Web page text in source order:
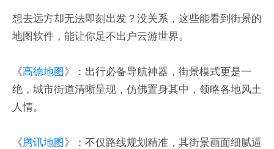
想去远方却无法即刻出发？没关系，这些能看到街景的
地图软件，能让你足不出户云游世界。
《高德地图》：出行必备导航神器，街景模式更是一
绝，城市街道清晰呈现，仿佛置身其中，领略各地风土
人情。
《腾讯地图》：不仅路线规划精准，其街景画面细腻逼